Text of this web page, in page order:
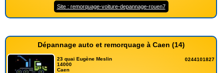
Site : remorquage-voiture-depannage-rouen7
Dépannage auto et remorquage à Caen (14)
23 quai Eugène Meslin
14000
Caen
0244101827